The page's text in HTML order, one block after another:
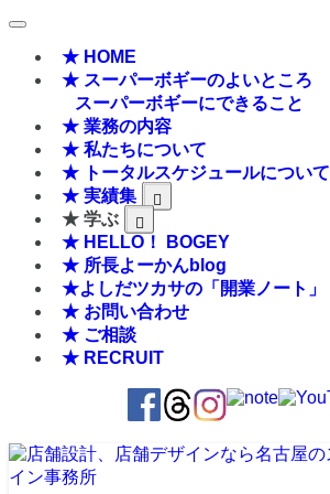
★ HOME
★ スーパーボギーのよいところ
スーパーボギーにできること
★ 業務の内容
★ 私たちについて
★ トータルスケジュールについて
★ 実績集
★ 学ぶ
★ HELLO！ BOGEY
★ 所長よーかんblog
★よしだツカサの「開業ノート」
★ お問い合わせ
★ ご相談
★ RECRUIT